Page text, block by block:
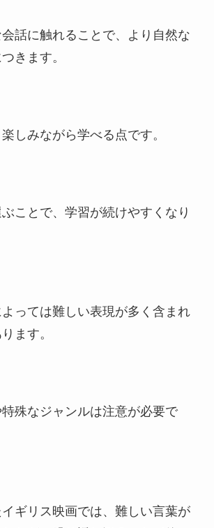
話に触れることで、より自然な
きます。
しみながら学べる点です。
ことで、学習が続けやすくなり
っては難しい表現が多く含まれ
ます。
殊なジャンルは注意が必要で
ギリス映画では、難しい言葉が